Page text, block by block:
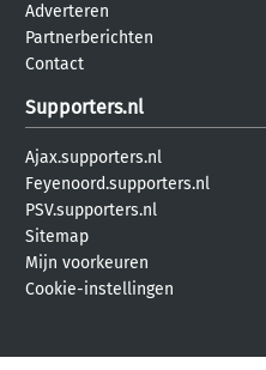
Adverteren
Partnerberichten
Contact
Supporters.nl
Ajax.supporters.nl
Feyenoord.supporters.nl
PSV.supporters.nl
Sitemap
Mijn voorkeuren
Cookie-instellingen